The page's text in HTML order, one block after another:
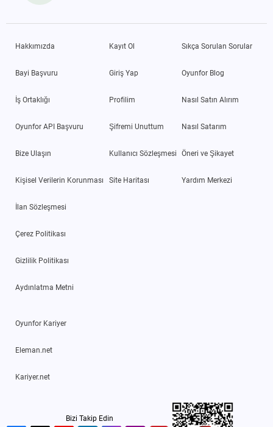
Hakkımızda
Bayi Başvuru
İş Ortaklığı
Oyunfor API Başvuru
Bize Ulaşın
Kişisel Verilerin Korunması
İlan Sözleşmesi
Çerez Politikası
Gizlilik Politikası
Aydınlatma Metni
Kayıt Ol
Giriş Yap
Profilim
Şifremi Unuttum
Kullanıcı Sözleşmesi
Site Haritası
Sıkça Sorulan Sorular
Oyunfor Blog
Nasıl Satın Alırım
Nasıl Satarım
Öneri ve Şikayet
Yardım Merkezi
Oyunfor Kariyer
Eleman.net
Kariyer.net
Bizi Takip Edin